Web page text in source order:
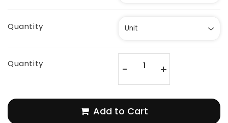
Quantity
Quantity - +
Add to Cart